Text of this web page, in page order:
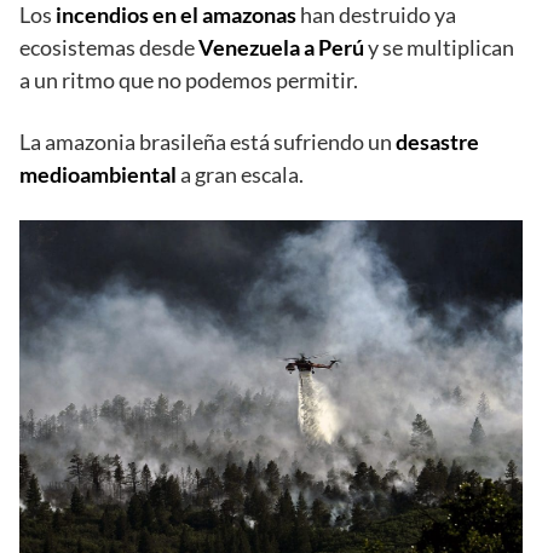
Los incendios en el amazonashan destruido ya
ecosistemas desdeVenezuela a Perúy se multiplican
a un ritmo que no podemos permitir.
La amazonia brasileña está sufriendo undesastre
medioambientala gran escala.